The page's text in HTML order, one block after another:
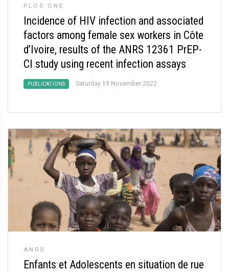
PLOS ONE
Incidence of HIV infection and associated
factors among female sex workers in Côte
d’Ivoire, results of the ANRS 12361 PrEP-
CI study using recent infection assays
PUBLICATIONS Saturday 19 November 2022
ANRS
Enfants et Adolescents en situation de rue